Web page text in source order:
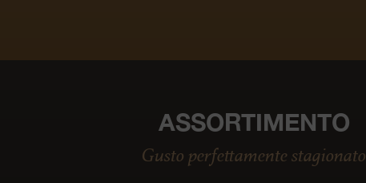
ASSORTIMENTO
Gusto perfettamente stagionato